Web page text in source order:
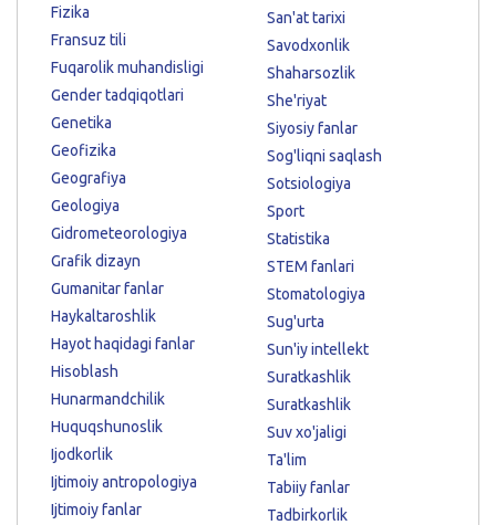
Fizika
Fransuz tili
Fuqarolik muhandisligi
Gender tadqiqotlari
Genetika
Geofizika
Geografiya
Geologiya
Gidrometeorologiya
Grafik dizayn
Gumanitar fanlar
Haykaltaroshlik
Hayot haqidagi fanlar
Hisoblash
Hunarmandchilik
Huquqshunoslik
Ijodkorlik
Ijtimoiy antropologiya
Ijtimoiy fanlar
San'at tarixi
Savodxonlik
Shaharsozlik
She'riyat
Siyosiy fanlar
Sog'liqni saqlash
Sotsiologiya
Sport
Statistika
STEM fanlari
Stomatologiya
Sug'urta
Sun'iy intellekt
Suratkashlik
Suratkashlik
Suv xo'jaligi
Ta'lim
Tabiiy fanlar
Tadbirkorlik